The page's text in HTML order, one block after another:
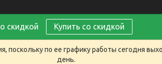
скидкой Купить со скидкой
поскольку по ее графику работы сегодня
день.